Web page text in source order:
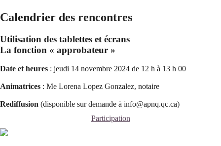
Calendrier des rencontres
Utilisation des tablettes et écrans
La fonction « approbateur »
Date et heures : jeudi 14 novembre 2024 de 12 h à 13 h 00
Animatrices : Me Lorena Lopez Gonzalez, notaire
Rediffusion (disponible sur demande à info@apnq.qc.ca)
Participation